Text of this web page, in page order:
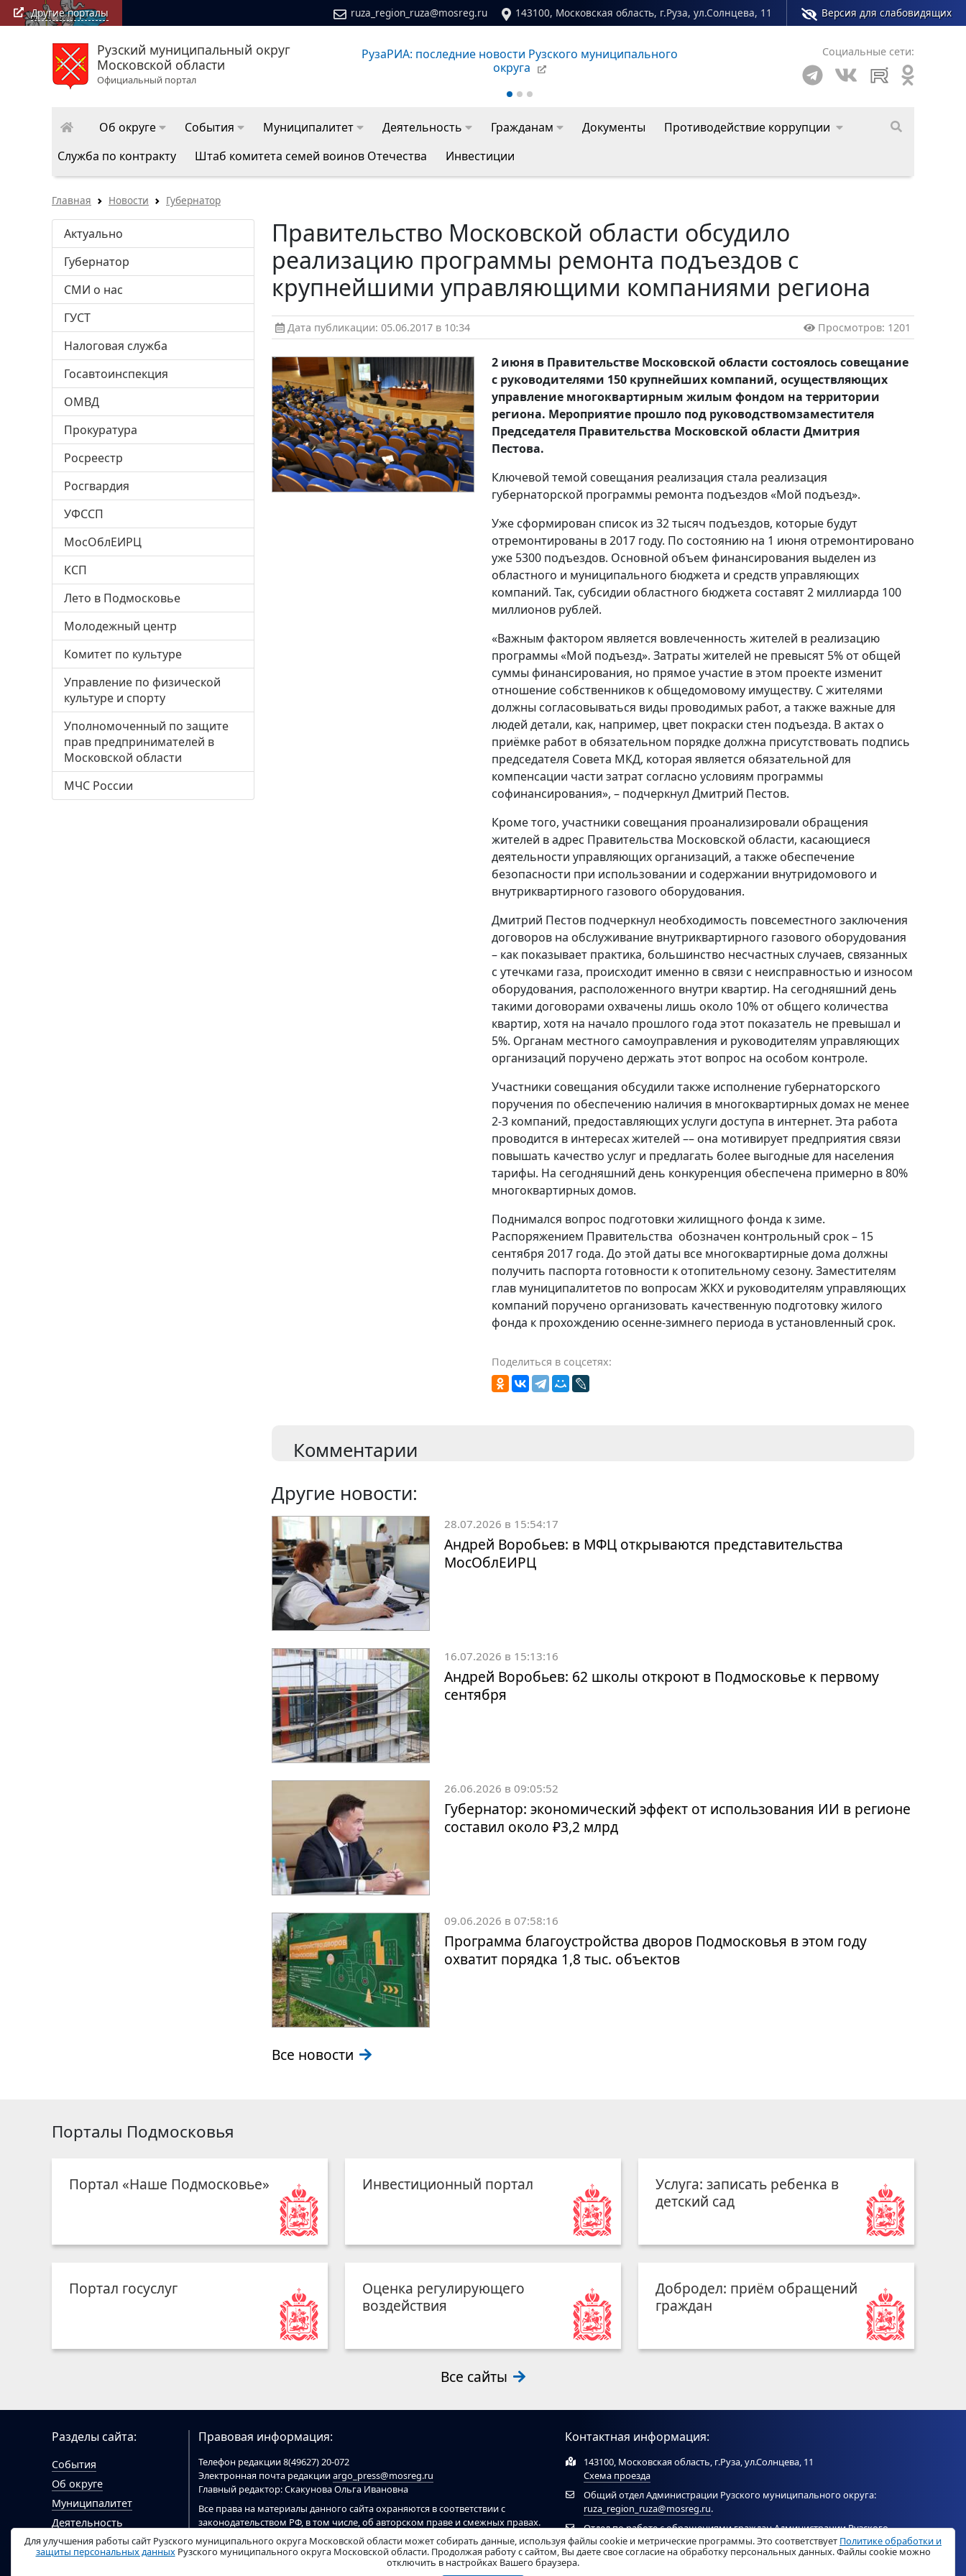
Другие порталы ruza_region_ruza@mosreg.ru 143100, Московская область, г.Руза, ул.Солнцева, 11 Версия для слабовидящих
Рузский муниципальный округ
Московской области
Официальный портал
Сайт молодежного центра Рузского муниципального округа Социальные сети:
Об округе События Муниципалитет Деятельность Гражданам Документы
Противодействие коррупции
Служба по контракту
Штаб комитета семей воинов Отечества Инвестиции
Главная Новости Губернатор
Актуально
Губернатор
СМИ о нас
ГУСТ
Налоговая служба
Госавтоинспекция
ОМВД
Прокуратура
Росреестр
Росгвардия
УФССП
МосОблЕИРЦ
КСП
Лето в Подмосковье
Молодежный центр
Комитет по культуре
Управление по физической
культуре и спорту
Уполномоченный по защите
прав предпринимателей в
Московской области
МЧС России
Правительство Московской области обсудило
реализацию программы ремонта подъездов с
крупнейшими управляющими компаниями региона
Дата публикации: 05.06.2017 в 10:34 Просмотров: 1201
2 июня в Правительстве Московской области состоялось совещание
с руководителями 150 крупнейших компаний, осуществляющих
управление многоквартирным жилым фондом на территории
региона. Мероприятие прошло под руководствомзаместителя
Председателя Правительства Московской области Дмитрия
Пестова.
Ключевой темой совещания реализация стала реализация
губернаторской программы ремонта подъездов «Мой подъезд».
Уже сформирован список из 32 тысяч подъездов, которые будут
отремонтированы в 2017 году. По состоянию на 1 июня отремонтировано
уже 5300 подъездов. Основной объем финансирования выделен из
областного и муниципального бюджета и средств управляющих
компаний. Так, субсидии областного бюджета составят 2 миллиарда 100
миллионов рублей.
«Важным фактором является вовлеченность жителей в реализацию
программы «Мой подъезд». Затраты жителей не превысят 5% от общей
суммы финансирования, но прямое участие в этом проекте изменит
отношение собственников к общедомовому имуществу. С жителями
должны согласовываться виды проводимых работ, а также важные для
людей детали, как, например, цвет покраски стен подъезда. В актах о
приёмке работ в обязательном порядке должна присутствовать подпись
председателя Совета МКД, которая является обязательной для
компенсации части затрат согласно условиям программы
софинансирования», – подчеркнул Дмитрий Пестов.
Кроме того, участники совещания проанализировали обращения
жителей в адрес Правительства Московской области, касающиеся
деятельности управляющих организаций, а также обеспечение
безопасности при использовании и содержании внутридомового и
внутриквартирного газового оборудования.
Дмитрий Пестов подчеркнул необходимость повсеместного заключения
договоров на обслуживание внутриквартирного газового оборудования
– как показывает практика, большинство несчастных случаев, связанных
с утечками газа, происходит именно в связи с неисправностью и износом
оборудования, расположенного внутри квартир. На сегодняшний день
такими договорами охвачены лишь около 10% от общего количества
квартир, хотя на начало прошлого года этот показатель не превышал и
5%. Органам местного самоуправления и руководителям управляющих
организаций поручено держать этот вопрос на особом контроле.
Участники совещания обсудили также исполнение губернаторского
поручения по обеспечению наличия в многоквартирных домах не менее
2-3 компаний, предоставляющих услуги доступа в интернет. Эта работа
проводится в интересах жителей –– она мотивирует предприятия связи
повышать качество услуг и предлагать более выгодные для населения
тарифы. На сегодняшний день конкуренция обеспечена примерно в 80%
многоквартирных домов.
Поднимался вопрос подготовки жилищного фонда к зиме.
Распоряжением Правительства обозначен контрольный срок – 15
сентября 2017 года. До этой даты все многоквартирные дома должны
получить паспорта готовности к отопительному сезону. Заместителям
глав муниципалитетов по вопросам ЖКХ и руководителям управляющих
компаний поручено организовать качественную подготовку жилого
фонда к прохождению осенне-зимнего периода в установленный срок.
Поделиться в соцсетях:
Комментарии
Другие новости:
28.07.2026 в 15:54:17
Андрей Воробьев: в МФЦ открываются представительства
МосОблЕИРЦ
16.07.2026 в 15:13:16
Андрей Воробьев: 62 школы откроют в Подмосковье к первому
сентября
26.06.2026 в 09:05:52
Губернатор: экономический эффект от использования ИИ в регионе
составил около ₽3,2 млрд
09.06.2026 в 07:58:16
Программа благоустройства дворов Подмосковья в этом году
охватит порядка 1,8 тыс. объектов
Все новости
Порталы Подмосковья
Портал «Наше Подмосковье» Инвестиционный портал
Услуга: записать ребенка в
детский сад
Портал госуслуг
Оценка регулирующего
воздействия
Добродел: приём обращений
граждан
Все сайты
Разделы сайта:
События
Об округе
Муниципалитет
Деятельность
Гражданам
Документы
Правовая информация:
Телефон редакции 8(49627) 20-072
Электронная почта редакцииargo_press@mosreg.ru
Главный редактор: Скакунова Ольга Ивановна
Все права на материалы данного сайта охраняются в соответствии с
законодательством РФ, в том числе, об авторском праве и смежных правах.
При цитировании материалов обязательна ссылка на сайт
цитировании электронными ресурсами обязательна гиперссылка на сайт
Контактная информация:
143100, Московская область, г.Руза, ул.Солнцева, 11
Схема проезда
Общий отдел Администрации Рузского муниципального округа:
ruza_region_ruza@mosreg.ru.
Отдел по работе с обращениями граждан Администрации Рузского
муниципального округа: ruza_og_argo@mosreg.ru.
Для улучшения работы сайт Рузского муниципального округа Московской области может собирать данные, используя файлы cookie и метрические программы. Это соответствует Политике обработки и
защиты персональных данныхРузского муниципального округа Московской области. Продолжая работу с сайтом, Вы даете свое согласие на обработку персональных данных. Файлы cookie можно
отключить в настройках Вашего браузера.